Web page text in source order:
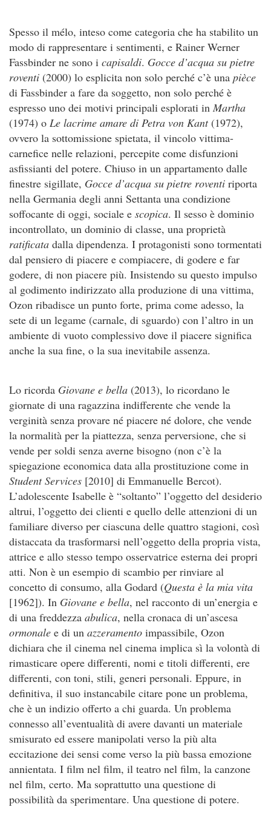
Spesso il mélo, inteso come categoria che ha stabilito un
modo di rappresentare i sentimenti, e Rainer Werner
Fassbinder ne sono i capisaldi. Gocce d’acqua su pietre
roventi (2000) lo esplicita non solo perché c’è una pièce
di Fassbinder a fare da soggetto, non solo perché è
espresso uno dei motivi principali esplorati in Martha
(1974) o Le lacrime amare di Petra von Kant(1972),
ovvero la sottomissione spietata, il vincolo vittima-
carnefice nelle relazioni, percepite come disfunzioni
asfissianti del potere. Chiuso in un appartamento dalle
finestre sigillate, Gocce d’acqua su pietre roventi riporta
nella Germania degli anni Settanta una condizione
soffocante di oggi, sociale e scopica. Il sesso è dominio
incontrollato, un dominio di classe, una proprietà
ratificata dalla dipendenza. I protagonisti sono tormentati
dal pensiero di piacere e compiacere, di godere e far
godere, di non piacere più. Insistendo su questo impulso
al godimento indirizzato alla produzione di una vittima,
Ozon ribadisce un punto forte, prima come adesso, la
sete di un legame (carnale, di sguardo) con l’altro in un
ambiente di vuoto complessivo dove il piacere significa
anche la sua fine, o la sua inevitabile assenza.
Lo ricorda Giovane e bella (2013), lo ricordano le
giornate di una ragazzina indifferente che vende la
verginità senza provare né piacere né dolore, che vende
la normalità per la piattezza, senza perversione, che si
vende per soldi senza averne bisogno (non c’è la
spiegazione economica data alla prostituzione come in
Student Services [2010] di Emmanuelle Bercot).
L’adolescente Isabelle è “soltanto” l’oggetto del desiderio
altrui, l’oggetto dei clienti e quello delle attenzioni di un
familiare diverso per ciascuna delle quattro stagioni, così
distaccata da trasformarsi nell’oggetto della propria vista,
attrice e allo stesso tempo osservatrice esterna dei propri
atti. Non è un esempio di scambio per rinviare al
concetto di consumo, alla Godard (Questa è la mia vita
[1962]). In Giovane e bella, nel racconto di un’energia e
di una freddezza abulica, nella cronaca di un’ascesa
ormonale e di un azzeramento impassibile, Ozon
dichiara che il cinema nel cinema implica sì la volontà di
rimasticare opere differenti, nomi e titoli differenti, ere
differenti, con toni, stili, generi personali. Eppure, in
definitiva, il suo instancabile citare pone un problema,
che è un indizio offerto a chi guarda. Un problema
connesso all’eventualità di avere davanti un materiale
smisurato ed essere manipolati verso la più alta
eccitazione dei sensi come verso la più bassa emozione
annientata. I film nel film, il teatro nel film, la canzone
nel film, certo. Ma soprattutto una questione di
possibilità da sperimentare. Una questione di potere.